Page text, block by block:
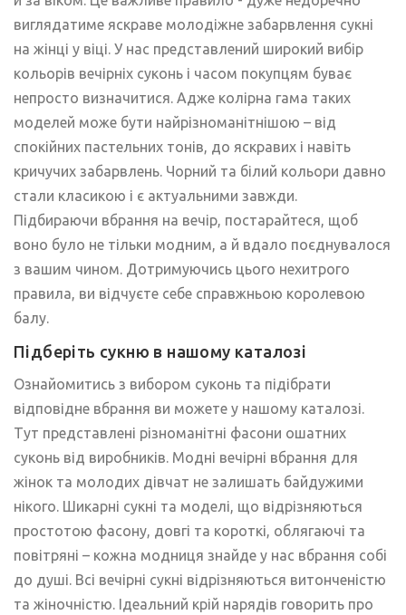
виглядатиме яскраве молодіжне забарвлення сукні
на жінці у віці. У нас представлений широкий вибір
кольорів вечірніх суконь і часом покупцям буває
непросто визначитися. Адже колірна гама таких
моделей може бути найрізноманітнішою – від
спокійних пастельних тонів, до яскравих і навіть
кричучих забарвлень. Чорний та білий кольори давно
стали класикою і є актуальними завжди.
Підбираючи вбрання на вечір, постарайтеся, щоб
воно було не тільки модним, а й вдало поєднувалося
з вашим чином. Дотримуючись цього нехитрого
правила, ви відчуєте себе справжньою королевою
балу.
Підберіть сукню в нашому каталозі
Ознайомитись з вибором суконь та підібрати
відповідне вбрання ви можете у нашому каталозі.
Тут представлені різноманітні фасони ошатних
суконь від виробників. Модні вечірні вбрання для
жінок та молодих дівчат не залишать байдужими
нікого. Шикарні сукні та моделі, що відрізняються
простотою фасону, довгі та короткі, облягаючі та
повітряні – кожна модниця знайде у нас вбрання собі
до душі. Всі вечірні сукні відрізняються витонченістю
та жіночністю. Ідеальний крій нарядів говорить про